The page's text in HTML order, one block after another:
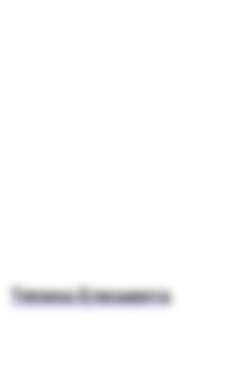
Тяпина Елизавета